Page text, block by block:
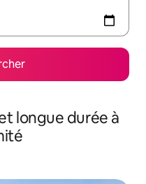
longue durée à